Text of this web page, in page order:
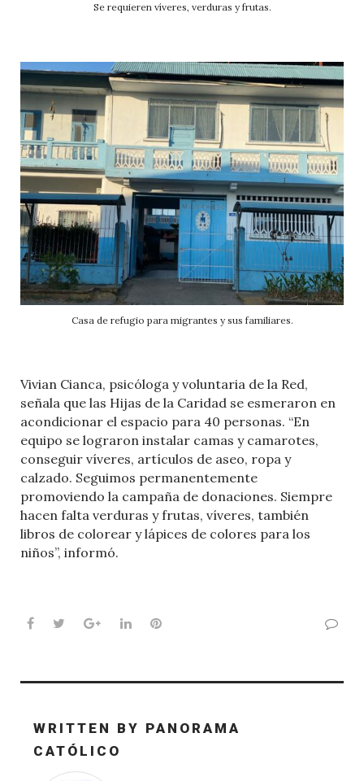
Se requieren víveres, verduras y frutas.
Casa de refugio para migrantes y sus familiares.
Vivian Cianca, psicóloga y voluntaria de la Red,
señala que las Hijas de la Caridad se esmeraron en
acondicionar el espacio para 40 personas. “En
equipo se lograron instalar camas y camarotes,
conseguir víveres, artículos de aseo, ropa y
calzado. Seguimos permanentemente
promoviendo la campaña de donaciones. Siempre
hacen falta verduras y frutas, víveres, también
libros de colorear y lápices de colores para los
niños”, informó.
Facebook
TwitterGoogle+LinkedInPinterest
WRITTEN BY PANORAMA
CATÓLICO